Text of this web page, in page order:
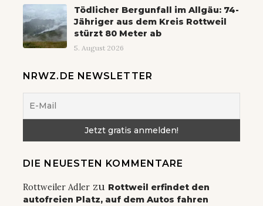
Tödlicher Bergunfall im Allgäu: 74-
Jähriger aus dem Kreis Rottweil
stürzt 80 Meter ab
5. August 2026
NRWZ.DE NEWSLETTER
DIE NEUESTEN KOMMENTARE
Rottweiler Adler zu Rottweil erfindet den
autofreien Platz, auf dem Autos fahren